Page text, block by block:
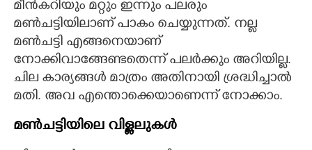
മീൻകറിയും മറ്റും ഇന്നും പലരും
മൺചട്ടിയിലാണ് പാകം ചെയ്യുന്നത്. നല്ല
മൺചട്ടി എങ്ങനെയാണ്
നോക്കിവാങ്ങേണ്ടതെന്ന് പലർക്കും അറിയില്ല.
ചില കാര്യങ്ങൾ മാത്രം അതിനായി ശ്രദ്ധിച്ചാൽ
മതി. അവ എന്തൊക്കെയാണെന്ന് നോക്കാം.
മൺചട്ടിയിലെ വിള്ളലുകൾ